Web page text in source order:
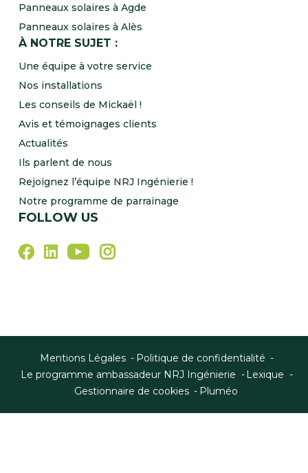
Panneaux solaires à Agde
Panneaux solaires à Alès
À NOTRE SUJET :
Une équipe à votre service
Nos installations
Les conseils de Mickaël !
Avis et témoignages clients
Actualités
Ils parlent de nous
Rejoignez l’équipe NRJ Ingénierie !
Notre programme de parrainage
FOLLOW US
Mentions Légales
Politique de confidentialité
Le programme ambassadeur NRJ Ingénierie
Lexique
Gestionnaire de cookies
Pluméo